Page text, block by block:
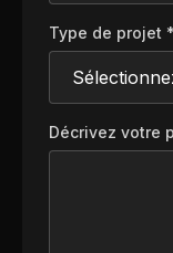
Type de projet *
Décrivez votre